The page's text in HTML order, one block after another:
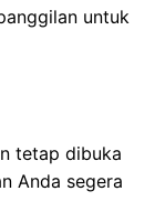
untuk
tetap dibuka
Anda segera